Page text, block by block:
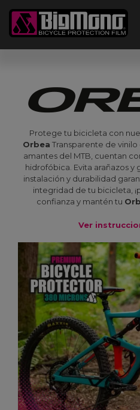
contenido
Protege tu bicicleta con
Orbea Transparente de
amantes del MTB, cuentan
hidrofóbica. Evita arañazos y
instalación y durabilidad
integridad de tu bicicleta,
confianza y mantén tu
Ver